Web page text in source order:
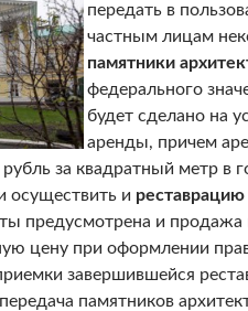
передать в
частным лицам
памятники
федерального
будет сделано на
аренды, причем
за квадратный метр в
осуществить и реставрацию
предусмотрена и продажа
цену при оформлении
завершившейся
памятников